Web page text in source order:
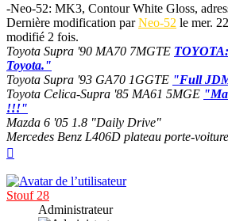
-Neo-52: MK3, Contour White Gloss,
Dernière modification parNeo-52 le mer.
modifié 2 fois.
Toyota Supra '90 MA70 7MGTE
Toyota."
Toyota Supra '93 GA70 1GGTE "Full
Toyota Celica-Supra '85 MA61 5MGE "Ma
!!!"
Mazda 6 '05 1.8 "Daily Drive"
Mercedes Benz L406D plateau porte-
Stouf 28
Administrateur